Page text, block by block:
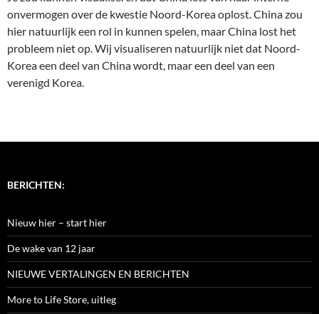
onvermogen over de kwestie Noord-Korea oplost. China zou
hier natuurlijk een rol in kunnen spelen, maar China lost het
probleem niet op. Wij visualiseren natuurlijk niet dat Noord-
Korea een deel van China wordt, maar een deel van een
verenigd Korea.
BERICHTEN:
Nieuw hier – start hier
De wake van 12 jaar
NIEUWE VERTALINGEN EN BERICHTEN
More to Life Store, uitleg